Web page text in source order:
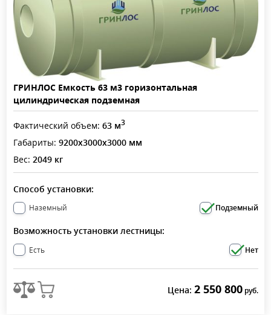
ГРИНЛОС Емкость 63 м3 горизонтальная
цилиндрическая подземная
Фактический объем: 63 м3
Габариты: 9200x3000x3000 мм
Вес: 2049 кг
Способ установки:
Наземный Подземный
Возможность установки лестницы:
Есть Нет
Цена: 2 550 800руб.